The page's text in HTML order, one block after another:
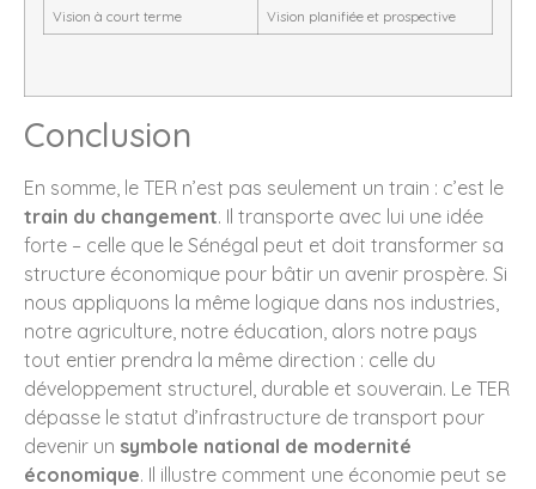
Vision à court terme Vision planifiée et prospective
Conclusion
En somme, le TER n’est pas seulement un train : c’est le
train du changement. Il transporte avec lui une idée
forte – celle que le Sénégal peut et doit transformer sa
structure économique pour bâtir un avenir prospère. Si
nous appliquons la même logique dans nos industries,
notre agriculture, notre éducation, alors notre pays
tout entier prendra la même direction : celle du
développement structurel, durable et souverain. Le TER
dépasse le statut d’infrastructure de transport pour
devenir un symbole national de modernité
économique. Il illustre comment une économie peut se